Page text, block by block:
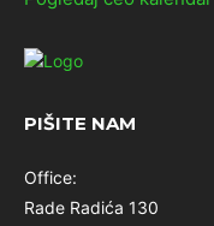
PIŠITE NAM
Office:
Rade Radića 130